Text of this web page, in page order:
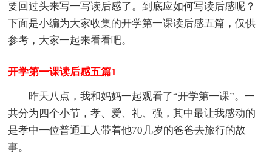
要回过头来写一写读后感了。到底应如何写读后感呢？
下面是小编为大家收集的开学第一课读后感五篇，仅供
参考，大家一起来看看吧。
开学第一课读后感五篇1
昨天八点，我和妈妈一起观看了“开学第一课”。一
共分为四个小节，孝、爱、礼、强，其中最让我感动的
是孝中一位普通工人带着他70几岁的爸爸去旅行的故
事。